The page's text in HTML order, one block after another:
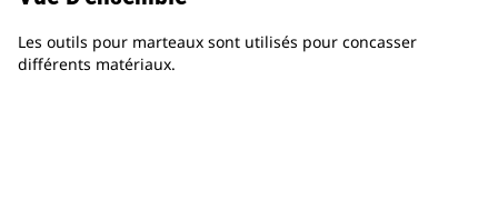
Les outils pour marteaux sont utilisés pour concasser
différents matériaux.